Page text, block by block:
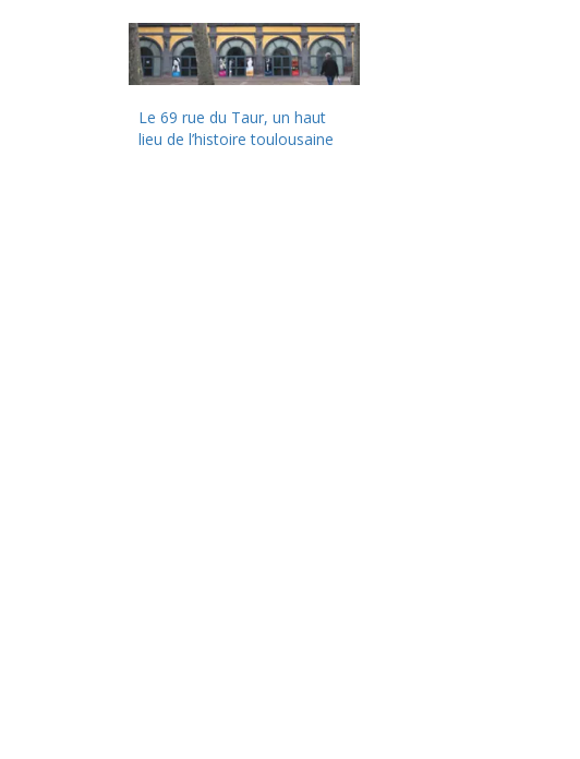
Le 69 rue du Taur, un haut
lieu de l’histoire toulousaine